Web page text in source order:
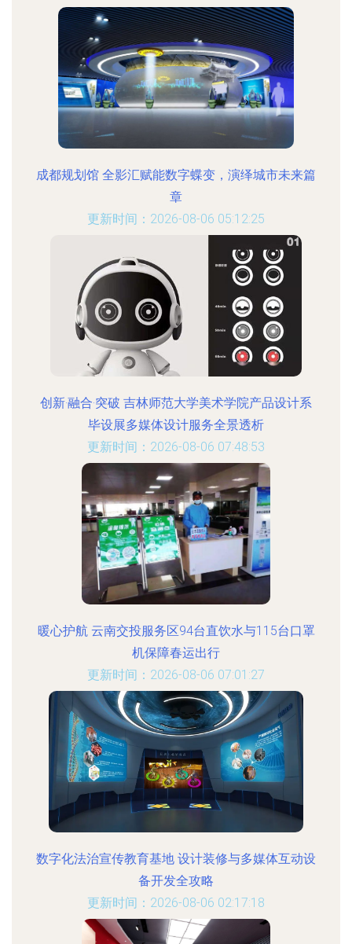
成都规划馆 全影汇赋能数字蝶变，演绎城市未来篇
章
更新时间：2026-08-06 05:12:25
创新·融合·突破 吉林师范大学美术学院产品设计系
毕设展多媒体设计服务全景透析
更新时间：2026-08-06 07:48:53
暖心护航 云南交投服务区94台直饮水与115台口罩
机保障春运出行
更新时间：2026-08-06 07:01:27
数字化法治宣传教育基地 设计装修与多媒体互动设
备开发全攻略
更新时间：2026-08-06 02:17:18